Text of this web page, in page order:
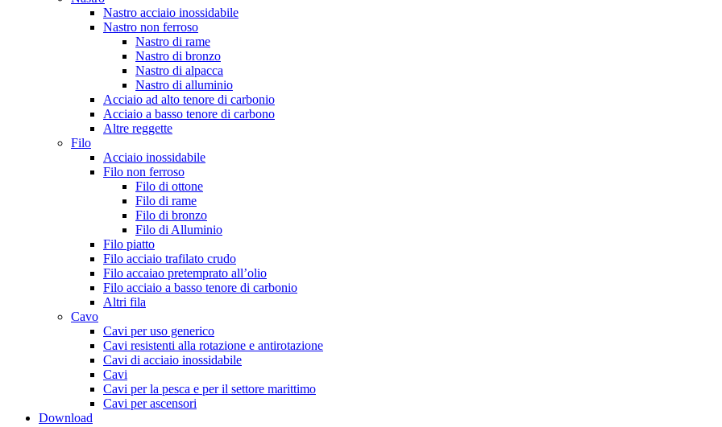
Nastro acciaio inossidabile
Nastro non ferroso
Nastro di rame
Nastro di bronzo
Nastro di alpacca
Nastro di alluminio
Acciaio ad alto tenore di carbonio
Acciaio a basso tenore di carbono
Altre reggette
Filo
Acciaio inossidabile
Filo non ferroso
Filo di ottone
Filo di rame
Filo di bronzo
Filo di Alluminio
Filo piatto
Filo acciaio trafilato crudo
Filo accaiao pretemprato all’olio
Filo acciaio a basso tenore di carbonio
Altri fila
Cavo
Cavi per uso generico
Cavi resistenti alla rotazione e antirotazione
Cavi di acciaio inossidabile
Cavi
Cavi per la pesca e per il settore marittimo
Cavi per ascensori
Download